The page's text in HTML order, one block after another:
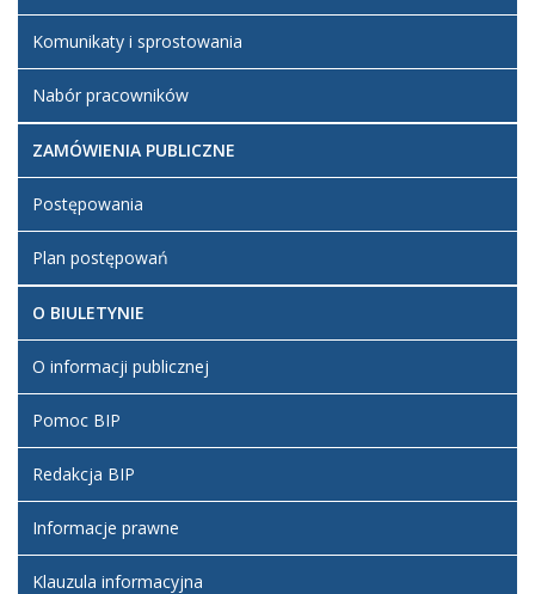
Komunikaty i sprostowania
Nabór pracowników
ZAMÓWIENIA PUBLICZNE
Postępowania
Plan postępowań
O BIULETYNIE
O informacji publicznej
Pomoc BIP
Redakcja BIP
Informacje prawne
Klauzula informacyjna